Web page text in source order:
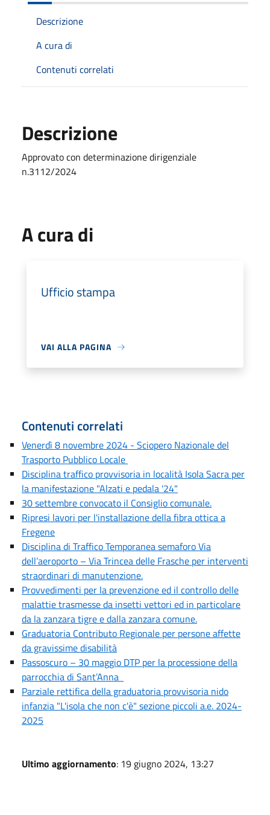
Descrizione
A cura di
Contenuti correlati
Descrizione
Approvato con determinazione dirigenziale
n.3112/2024
A cura di
Ufficio stampa
VAI ALLA PAGINA
Contenuti correlati
Venerdì 8 novembre 2024 - Sciopero Nazionale del
Trasporto Pubblico Locale
Disciplina traffico provvisoria in località Isola Sacra per
la manifestazione "Alzati e pedala '24"
30 settembre convocato il Consiglio comunale.
Ripresi lavori per l'installazione della fibra ottica a
Fregene
Disciplina di Traffico Temporanea semaforo Via
dell’aeroporto – Via Trincea delle Frasche per interventi
straordinari di manutenzione.
Provvedimenti per la prevenzione ed il controllo delle
malattie trasmesse da insetti vettori ed in particolare
da la zanzara tigre e dalla zanzara comune.
Graduatoria Contributo Regionale per persone affette
da gravissime disabilità
Passoscuro – 30 maggio DTP per la processione della
parrocchia di Sant’Anna
Parziale rettifica della graduatoria provvisoria nido
infanzia "L'isola che non c'è" sezione piccoli a.e. 2024-
2025
Ultimo aggiornamento: 19 giugno 2024, 13:27